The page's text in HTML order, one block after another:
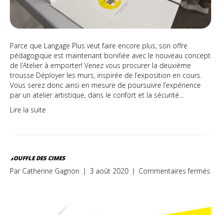
Parce que Langage Plus veut faire encore plus, son offre
pédagogique est maintenant bonifiée avec le nouveau concept
de l’Atelier à emporter! Venez vous procurer la deuxième
trousse Déployer les murs, inspirée de l’exposition en cours.
Vous serez donc ainsi en mesure de poursuivre l’expérience
par un atelier artistique, dans le confort et la sécurité…
Lire la suite
SOUFFLE DES CIMES
Par Catherine Gagnon | 3 août 2020 | Commentaires fermés